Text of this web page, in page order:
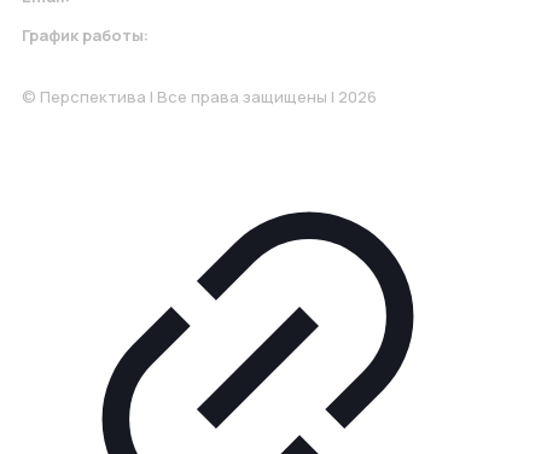
График работы:
© Перспектива | Все права защищены | 2026